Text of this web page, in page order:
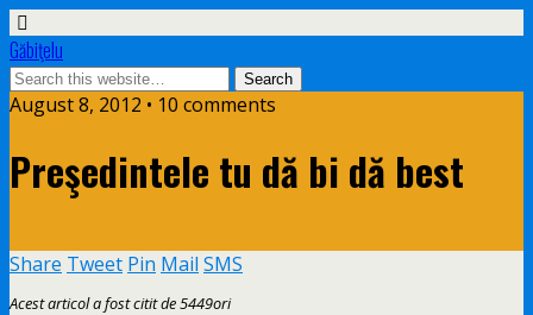
Găbiţelu
August 8, 2012 • 10 comments
Preşedintele tu dă bi dă best
Share Tweet Pin Mail SMS
Acest articol a fost citit de 5449ori